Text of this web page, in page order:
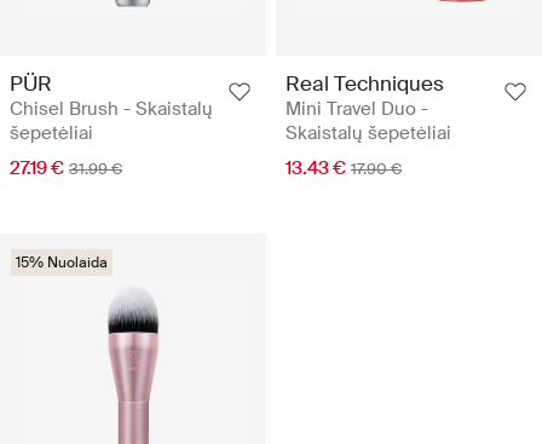
PÜR
Chisel Brush - Skaistalų
šepetėliai
27.19 € 31.99 €
Real Techniques
Mini Travel Duo -
Skaistalų šepetėliai
13.43 € 17.90 €
15% Nuolaida